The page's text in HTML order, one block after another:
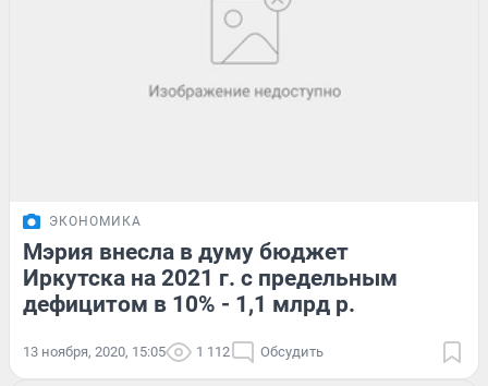
ЭКОНОМИКА
Мэрия внесла в думу бюджет
Иркутска на 2021 г. с предельным
дефицитом в 10% - 1,1 млрд р.
13 ноября, 2020, 15:05 1 112 Обсудить